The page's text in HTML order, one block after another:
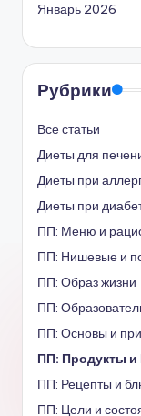
Январь 2026
Рубрики
Все статьи
Диеты для
Диеты при
Диеты при
ПП: Меню и
ПП: Нишевые и
ПП: Образ жизни
ПП:
ПП: Основы и
ПП: Продукты
ПП: Рецепты и
ПП: Цели и